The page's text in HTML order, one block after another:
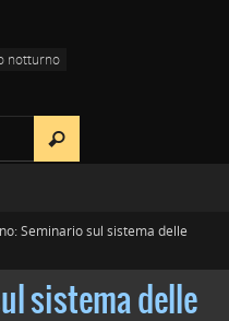
notturno
Seminario sul sistema delle
sistema delle